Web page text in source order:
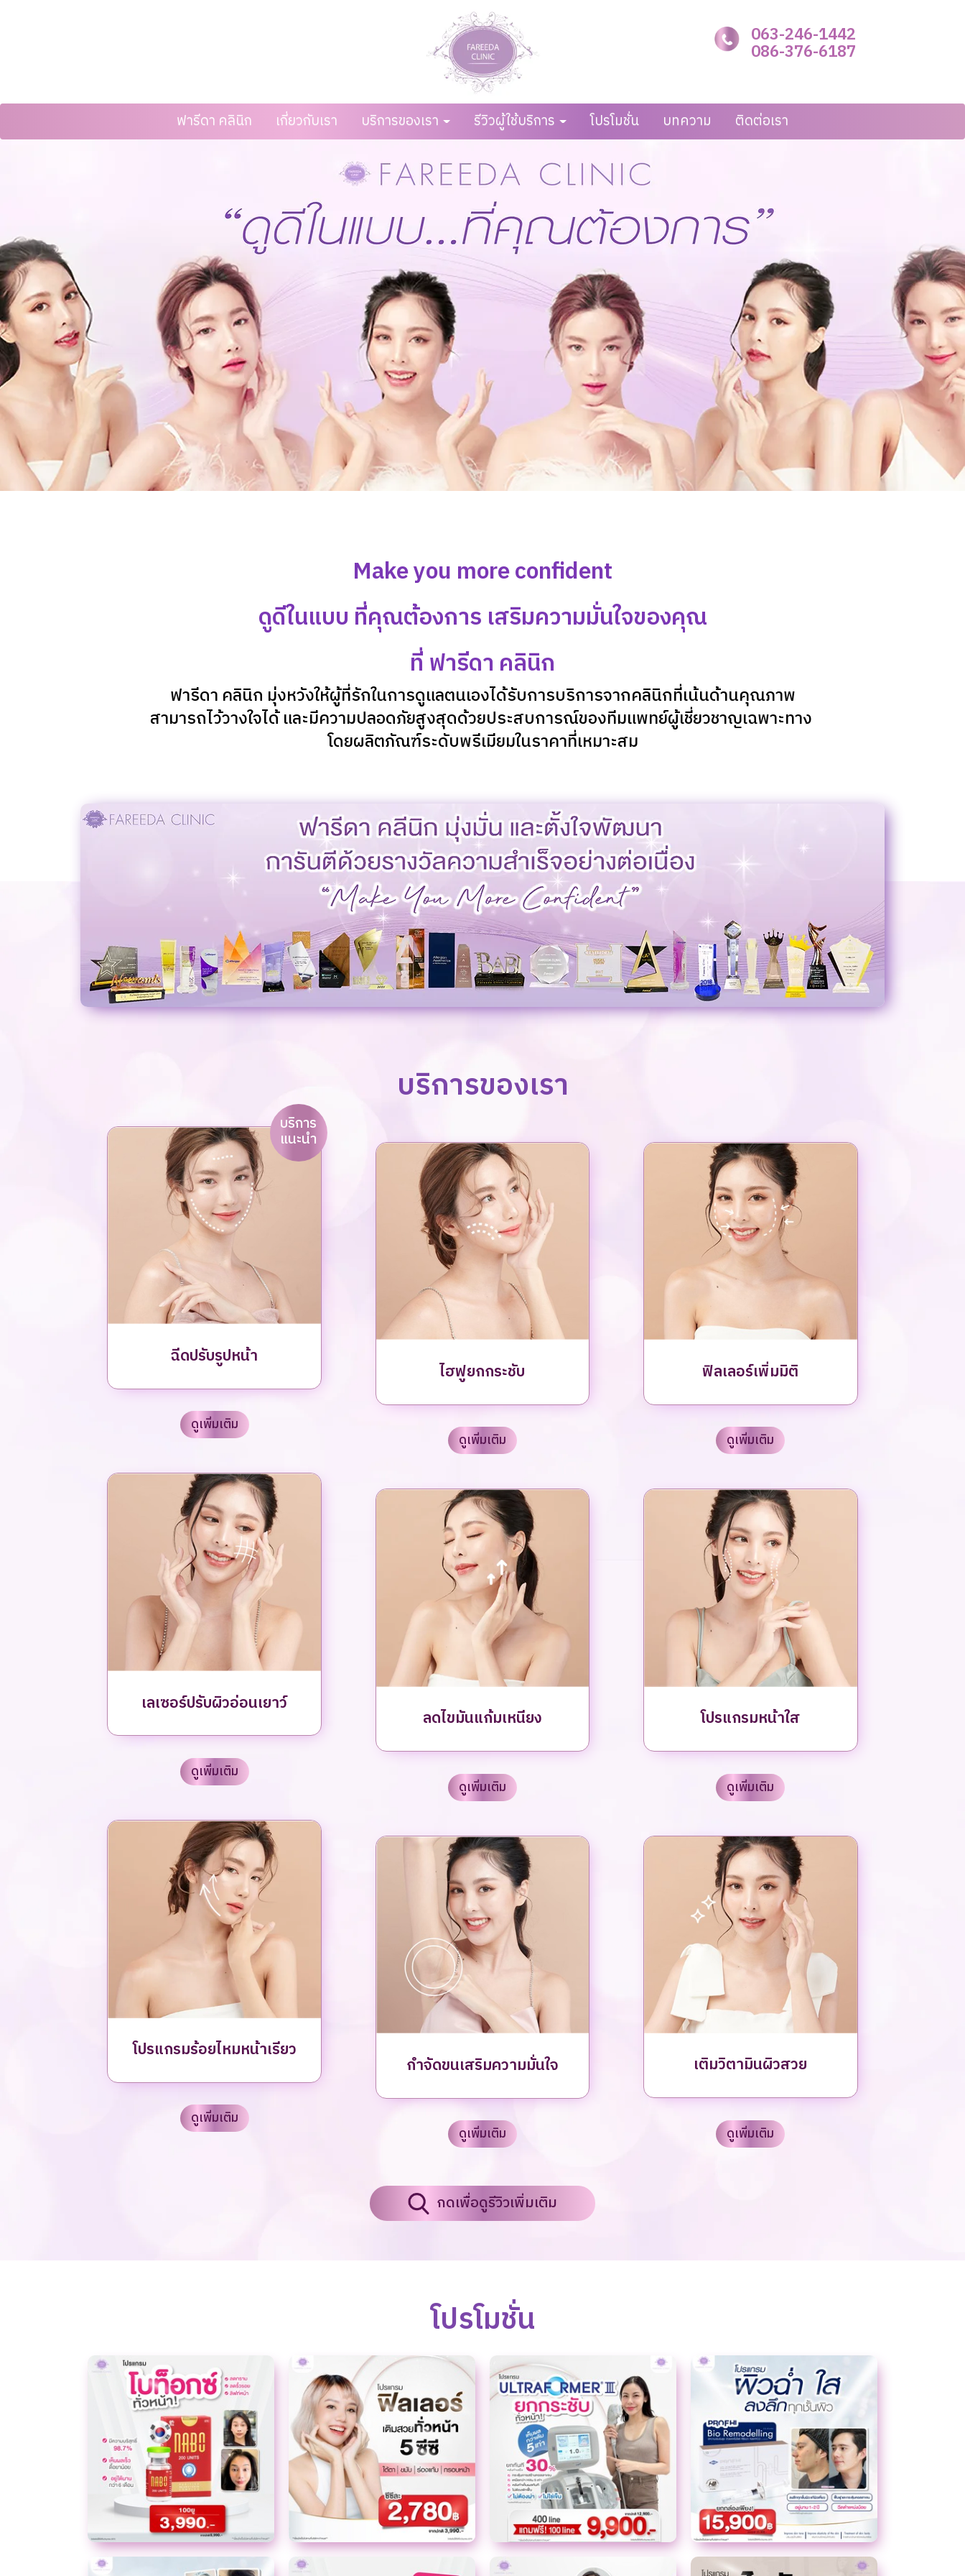
ฟารีดา คลินิก เกี่ยวกับเรา บริการของเรา รีวิวผู้ใช้บริการ โปรโมชั่น บทความ ติดต่อเรา
063-246-1442
086-376-6187
Make you more confident
ดูดีในแบบ ที่คุณต้องการ เสริมความมั่นใจของคุณ
ที่ ฟารีดา คลินิก
ฟารีดา คลินิก มุ่งหวังให้ผู้ที่รักในการดูแลตนเองได้รับการบริการจากคลินิกที่เน้นด้านคุณภาพ
สามารถไว้วางใจได้ และมีความปลอดภัยสูงสุดด้วยประสบการณ์ของทีมแพทย์ผู้เชี่ยวชาญเฉพาะทาง
โดยผลิตภัณฑ์ระดับพรีเมียมในราคาที่เหมาะสม
บริการของเรา
บริการ
แนะนำ
ฉีดปรับรูปหน้า
ดูเพิ่มเติม
เลเซอร์ปรับผิวอ่อนเยาว์
ดูเพิ่มเติม
โปรแกรมร้อยไหมหน้าเรียว
ดูเพิ่มเติม
ไฮฟูยกกระชับ
ดูเพิ่มเติม
ลดไขมันแก้มเหนียง
ดูเพิ่มเติม
กำจัดขนเสริมความมั่นใจ
ดูเพิ่มเติม
ฟิลเลอร์เพิ่มมิติ
ดูเพิ่มเติม
โปรแกรมหน้าใส
ดูเพิ่มเติม
เติมวิตามินผิวสวย
ดูเพิ่มเติม
กดเพื่อดูรีวิวเพิ่มเติม
โปรโมชั่น